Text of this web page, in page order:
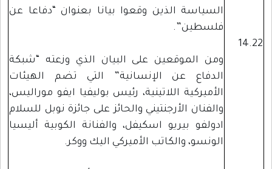
السياسة الذين وقعوا بيانا بعنوان “دفاعا عن
فلسطين”.
ومن الموقعين على البيان الذي وزعته “شبكة
الدفاع عن الإنسانية” التي تضم الهيئات
الأميركية اللاتينية، رئيس بوليفيا ايفو موراليس،
والفنان الأرجنتيني والحائز على جائزة نوبل للسلام
ادولفو بيريو اسكيفل، والفنانة الكوبية أليسيا
الونسو، والكاتب الأميركي اليك ووكر.
14.22